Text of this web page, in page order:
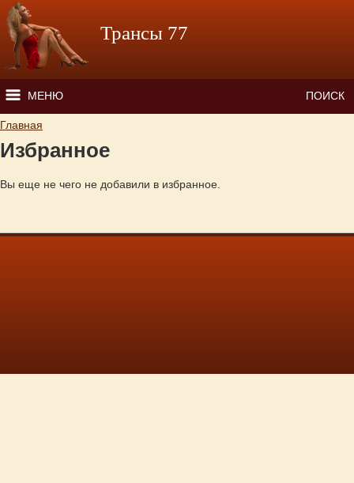
Перейти к основному содержанию
Трансы 77
МЕНЮ ПОИСК
Вы здесь
Главная
Избранное
Вы еще не чего не добавили в избранное.